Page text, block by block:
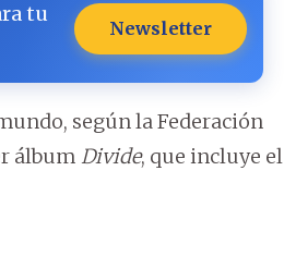
tu
Newsletter
según la Federación
álbum Divide, que incluye el